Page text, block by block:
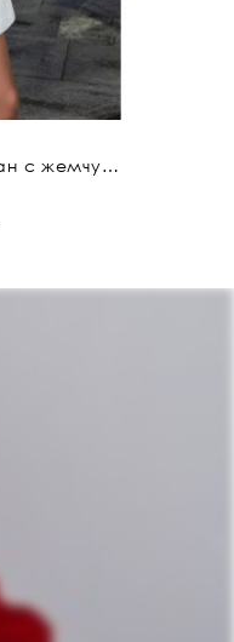
Белый твидовый сарафан с жемчужными бретелями